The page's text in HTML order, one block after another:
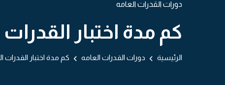
دورات القدرات العامه
كم مدة اختبار
الرئيسية دورات القدرات العامه كم مدة اختبار